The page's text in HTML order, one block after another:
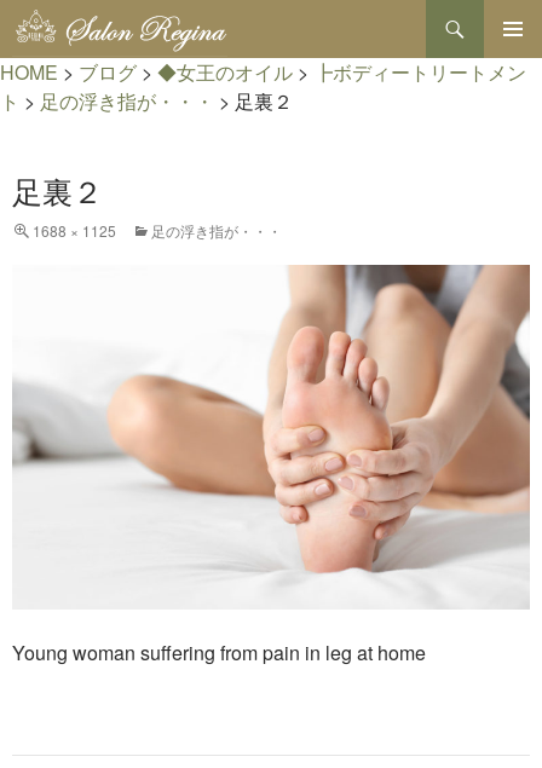
検
索
メインメ
ン
HOME > ブログ > ◆女王のオイル > ┣ボディートリートメン
ト > 足の浮き指が・・・ > 足裏２
足裏２
1688 × 1125 足の浮き指が・・・
Young woman suffering from pain in leg at home